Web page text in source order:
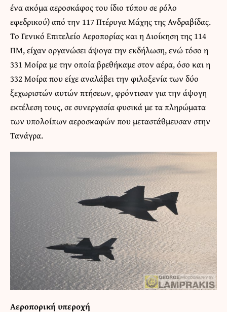
ένα ακόμα αεροσκάφος του ίδιο τύπου σε ρόλο
εφεδρικού) από την 117 Πτέρυγα Μάχης της Ανδραβίδας.
Το Γενικό Επιτελείο Αεροπορίας και η Διοίκηση της 114
ΠΜ, είχαν οργανώσει άψογα την εκδήλωση, ενώ τόσο η
331 Μοίρα με την οποία βρεθήκαμε στον αέρα, όσο και η
332 Μοίρα που είχε αναλάβει την φιλοξενία των δύο
ξεχωριστών αυτών πτήσεων, φρόντισαν για την άψογη
εκτέλεση τους, σε συνεργασία φυσικά με τα πληρώματα
των υπολοίπων αεροσκαφών που μεταστάθμευσαν στην
Τανάγρα.
Αεροπορική υπεροχή